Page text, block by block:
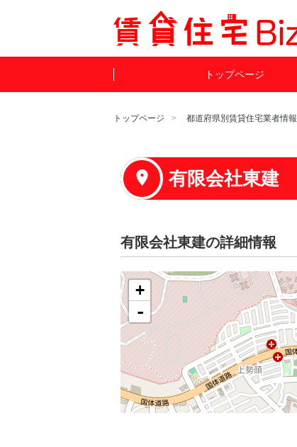
トップページ
トップページ 都道府県別賃貸住宅業者情報
有限会社東建
有限会社東建の詳細情報
+
-